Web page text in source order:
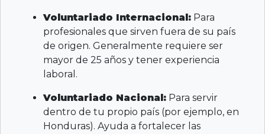
Voluntariado Internacional: Para
profesionales que sirven fuera de su país
de origen. Generalmente requiere ser
mayor de 25 años y tener experiencia
laboral.
Voluntariado Nacional: Para servir
dentro de tu propio país (por ejemplo, en
Honduras). Ayuda a fortalecer las